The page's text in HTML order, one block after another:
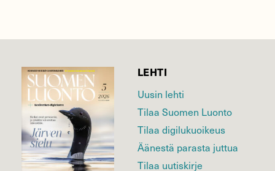
LEHTI
Uusin lehti
Tilaa Suomen Luonto
Tilaa digilukuoikeus
Äänestä parasta juttua
Tilaa uutiskirje